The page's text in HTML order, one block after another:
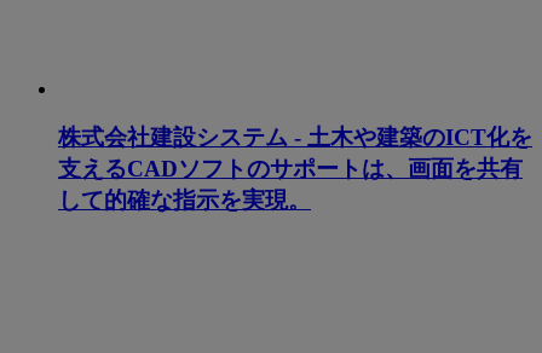
株式会社建設システム - 土木や建築のICT化を
支えるCADソフトのサポートは、画面を共有
して的確な指示を実現。